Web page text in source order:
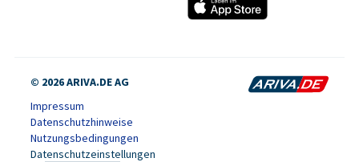
© 2026 ARIVA.DE AG
Impressum
Datenschutzhinweise
Nutzungsbedingungen
Datenschutzeinstellungen